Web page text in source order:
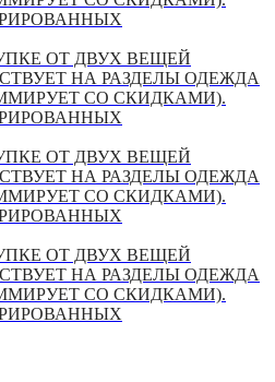
ОТ ДВУХ ВЕЩЕЙ
НА РАЗДЕЛЫ ОДЕЖДА
СО СКИДКАМИ).
ОТ ДВУХ ВЕЩЕЙ
НА РАЗДЕЛЫ ОДЕЖДА
СО СКИДКАМИ).
ОТ ДВУХ ВЕЩЕЙ
НА РАЗДЕЛЫ ОДЕЖДА
СО СКИДКАМИ).